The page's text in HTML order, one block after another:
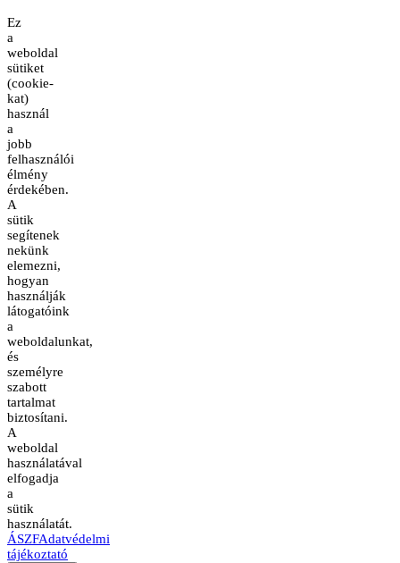
Ez
a
weboldal
sütiket
(cookie-
kat)
használ
a
jobb
felhasználói
élmény
érdekében.
A
sütik
segítenek
nekünk
elemezni,
hogyan
használják
látogatóink
a
weboldalunkat,
és
személyre
szabott
tartalmat
biztosítani.
A
weboldal
használatával
elfogadja
a
sütik
használatát.
ÁSZFAdatvédelmi
tájékoztató